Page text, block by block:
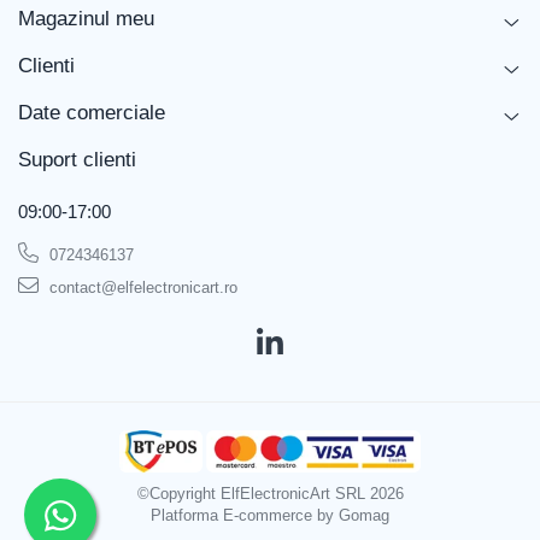
Această sondă de înaltă tensiune este proiectată pentru
profesioniști care au nevoie de măsurători de precizie și
și calitatea oferite de UNI-T!
Magazinul meu
Clienti
Date comerciale
Suport clienti
09:00-17:00
0724346137
contact@elfelectronicart.ro
©Copyright ElfElectronicArt SRL 2026
Platforma E-commerce by Gomag